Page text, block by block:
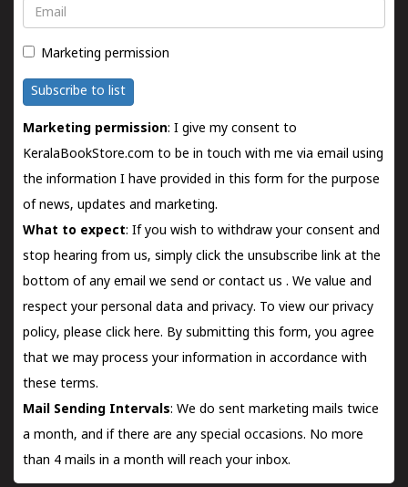
Email
Marketing permission
Subscribe to list
Marketing permission: I give my consent to
KeralaBookStore.com to be in touch with me via email using
the information I have provided in this form for the purpose
of news, updates and marketing.
What to expect: If you wish to withdraw your consent and
stop hearing from us, simply click the unsubscribe link at the
bottom of any email we send orcontact us . We value and
respect your personal data and privacy. To view our privacy
policy, please click here. By submitting this form, you agree
that we may process your information in accordance with
these terms.
Mail Sending Intervals: We do sent marketing mails twice
a month, and if there are any special occasions. No more
than 4 mails in a month will reach your inbox.